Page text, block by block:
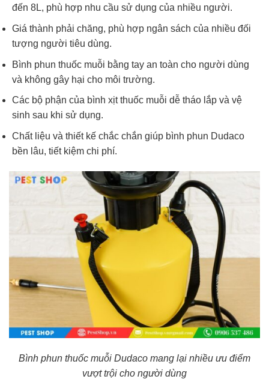
đến 8L, phù hợp nhu cầu sử dụng của nhiều người.
Giá thành phải chăng, phù hợp ngân sách của nhiều đối
tượng người tiêu dùng.
Bình phun thuốc muỗi bằng tay​ an toàn cho người dùng
và không gây hại cho môi trường.
Các bộ phận của bình xịt thuốc muỗi dễ tháo lắp và vệ
sinh sau khi sử dụng.
Chất liệu và thiết kế chắc chắn giúp bình phun Dudaco
bền lâu, tiết kiệm chi phí.
Bình phun thuốc muỗi Dudaco mang lại nhiều ưu điểm
vượt trội cho người dùng